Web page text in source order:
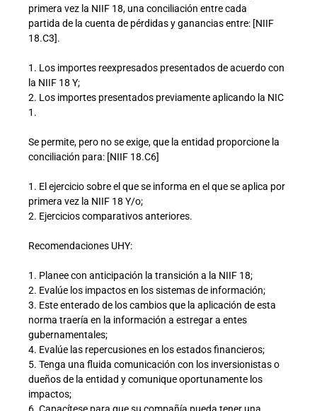
primera vez la NIIF 18, una conciliación entre cada
partida de la cuenta de pérdidas y ganancias entre: [NIIF
18.C3].
1. Los importes reexpresados presentados de acuerdo con
la NIIF 18 Y;
2. Los importes presentados previamente aplicando la NIC
1.
Se permite, pero no se exige, que la entidad proporcione la
conciliación para: [NIIF 18.C6]
1. El ejercicio sobre el que se informa en el que se aplica por
primera vez la NIIF 18 Y/o;
2. Ejercicios comparativos anteriores.
Recomendaciones UHY:
1. Planee con anticipación la transición a la NIIF 18;
2. Evalúe los impactos en los sistemas de información;
3. Este enterado de los cambios que la aplicación de esta
norma traería en la información a estregar a entes
gubernamentales;
4. Evalúe las repercusiones en los estados financieros;
5. Tenga una fluida comunicación con los inversionistas o
dueños de la entidad y comunique oportunamente los
impactos;
6. Capacítese para que su compañía pueda tener una